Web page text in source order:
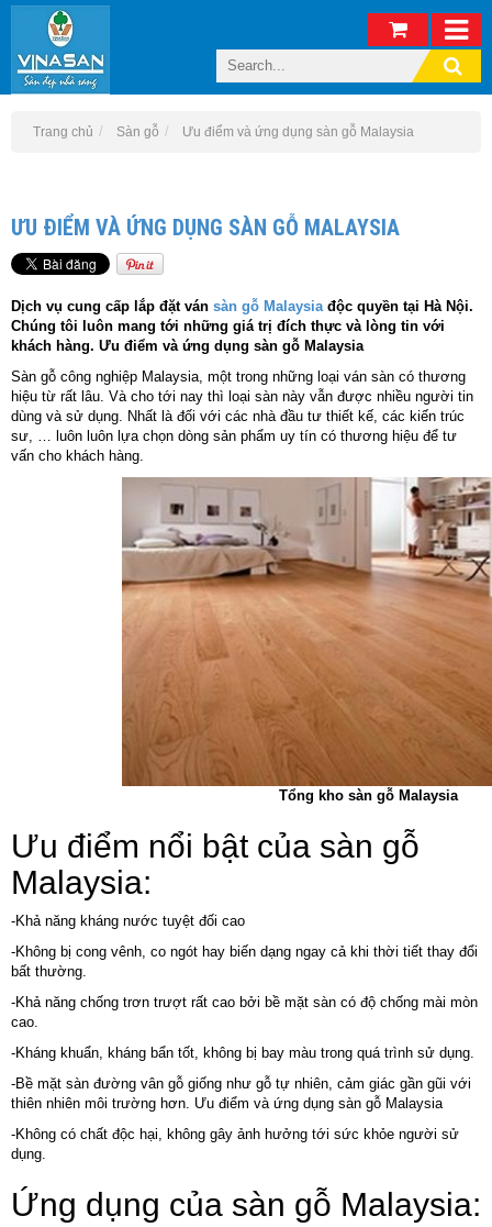
Trang chủ Sàn gỗ Ưu điểm và ứng dụng sàn gỗ Malaysia
ƯU ĐIỂM VÀ ỨNG DỤNG SÀN GỖ MALAYSIA
Dịch vụ cung cấp lắp đặt ván sàn gỗ Malaysiađộc quyền tại Hà Nội.
Chúng tôi luôn mang tới những giá trị đích thực và lòng tin với
khách hàng. Ưu điểm và ứng dụng sàn gỗ Malaysia
Sàn gỗ công nghiệp Malaysia, một trong những loại ván sàn có thương
hiệu từ rất lâu. Và cho tới nay thì loại sàn này vẫn được nhiều người tin
dùng và sử dụng. Nhất là đối với các nhà đầu tư thiết kế, các kiến trúc
sư, … luôn luôn lựa chọn dòng sản phẩm uy tín có thương hiệu để tư
vấn cho khách hàng.
Tổng kho sàn gỗ Malaysia
Ưu điểm nổi bật của sàn gỗ
Malaysia:
-Khả năng kháng nước tuyệt đối cao
-Không bị cong vênh, co ngót hay biến dạng ngay cả khi thời tiết thay đổi
bất thường.
-Khả năng chống trơn trượt rất cao bởi bề mặt sàn có độ chống mài mòn
cao.
-Kháng khuẩn, kháng bẩn tốt, không bị bay màu trong quá trình sử dụng.
-Bề mặt sàn đường vân gỗ giống như gỗ tự nhiên, cảm giác gần gũi với
thiên nhiên môi trường hơn. Ưu điểm và ứng dụng sàn gỗ Malaysia
-Không có chất độc hại, không gây ảnh hưởng tới sức khỏe người sử
dụng.
Ứng dụng của sàn gỗ Malaysia: